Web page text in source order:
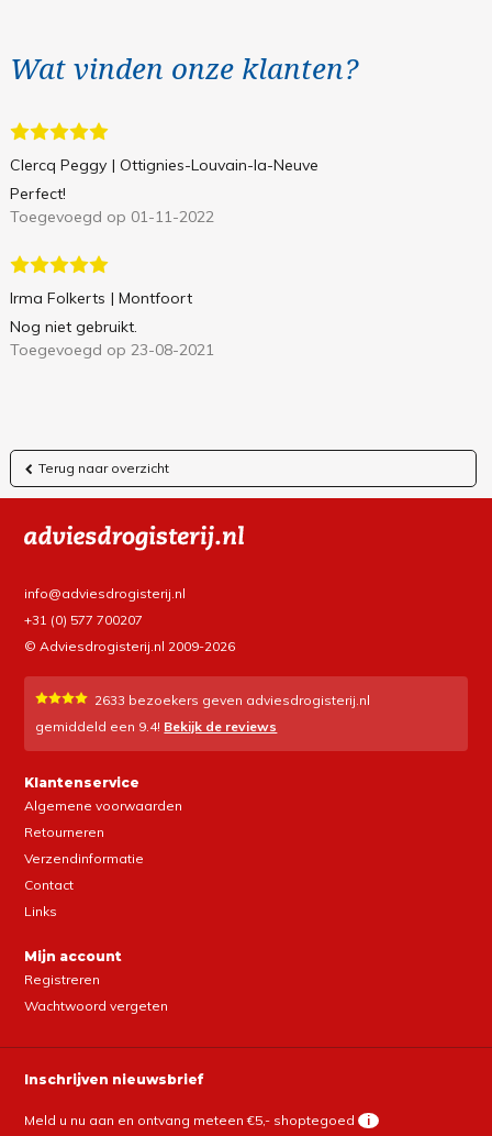
Wat vinden onze klanten?
Clercq Peggy | Ottignies-Louvain-la-Neuve
Perfect!
Toegevoegd op 01-11-2022
Irma Folkerts | Montfoort
Nog niet gebruikt.
Toegevoegd op 23-08-2021
Terug naar overzicht
info@adviesdrogisterij.nl
+31 (0) 577 700207
© Adviesdrogisterij.nl 2009-2026
2633 bezoekers geven adviesdrogisterij.nl
gemiddeld een 9.4! Bekijk de reviews
Klantenservice
Algemene voorwaarden
Retourneren
Verzendinformatie
Contact
Links
Mijn account
Registreren
Wachtwoord vergeten
Inschrijven nieuwsbrief
Meld u nu aan en ontvang meteen €5,- shoptegoed i